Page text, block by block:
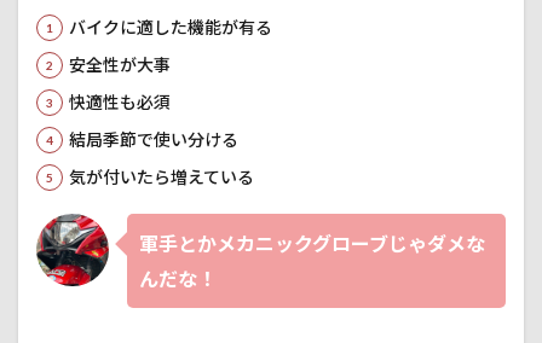
バイクに適した機能が有る
安全性が大事
快適性も必須
結局季節で使い分ける
気が付いたら増えている
軍手とかメカニックグローブじゃダメな
んだな！